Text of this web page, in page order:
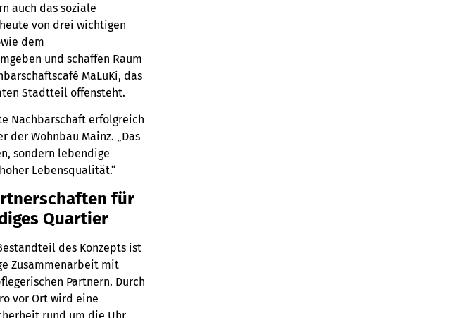
auch das soziale
von drei wichtigen
dem
und schaffen Raum
MaLuKi, das
Stadtteil offensteht.
Nachbarschaft erfolgreich
der Wohnbau Mainz. „Das
sondern lebendige
Lebensqualität.“
für
Quartier
des Konzepts ist
Zusammenarbeit mit
Partnern. Durch
vor Ort wird eine